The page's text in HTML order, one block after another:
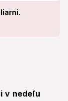
v nedeľu